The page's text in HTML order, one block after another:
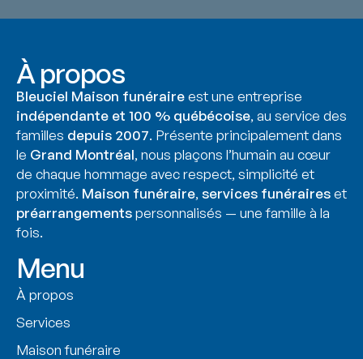
À propos
Bleuciel Maison funéraireest une entreprise
indépendante et 100 % québécoise, au service des
familles depuis 2007. Présente principalement dans
le Grand Montréal, nous plaçons l’humain au cœur
de chaque hommage avec respect, simplicité et
proximité. Maison funéraire, services funéraireset
préarrangementspersonnalisés — une famille à la
fois.
Menu
À propos
Services
Maison funéraire